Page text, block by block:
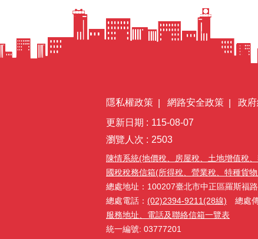
隱私權政策 網路安全政策
政
更新日期
115-08-07
瀏覽人次
2503
陳情系統(地價稅、房屋稅、土地增值稅
國稅稅務信箱(所得稅、營業稅、特種貨
總處地址：100207臺北市中正區羅斯福
總處電話： (02)2394-9211(28線) 總處
服務地址、電話及聯絡信箱一覽表
統一編號: 03777201